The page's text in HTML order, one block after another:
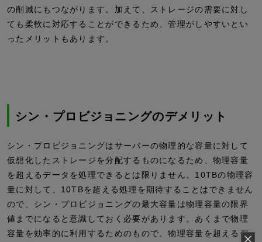
の削減にもつながります。加えて、ストレージの需要に対し
ても柔軟に対応することができるため、管理がしやすいとい
ったメリットもあります。
シン・プロビジョニングのデメリット
シン・プロビジョニングはサーバーの物理的な容量に対して
仮想化したストレージを分配するものになるため、物理容量
を超えるデータを処理できるとは限りません。10TBの物理容
量に対して、10TBを超える処理を期待することはできません
ので、シン・プロビジョニングの最大容量は物理容量の限界
値までになると意識しておく必要があります。あくまで物理
容量を効率的に利用するためのもので、物理容量を超えるデ